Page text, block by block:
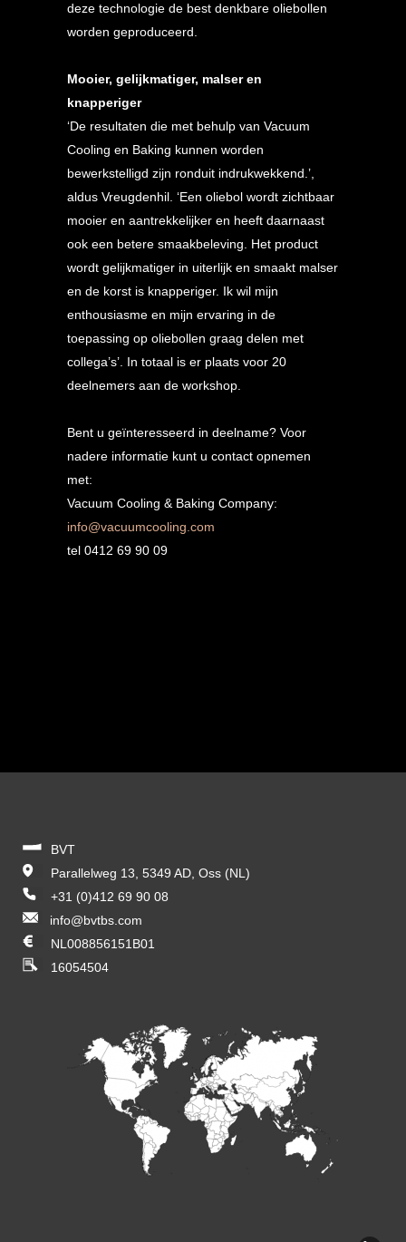
deze technologie de best denkbare oliebollen
worden geproduceerd.
Mooier, gelijkmatiger, malser en
knapperiger
‘De resultaten die met behulp van Vacuum
Cooling en Baking kunnen worden
bewerkstelligd zijn ronduit indrukwekkend.’,
aldus Vreugdenhil. ‘Een oliebol wordt zichtbaar
mooier en aantrekkelijker en heeft daarnaast
ook een betere smaakbeleving. Het product
wordt gelijkmatiger in uiterlijk en smaakt malser
en de korst is knapperiger. Ik wil mijn
enthousiasme en mijn ervaring in de
toepassing op oliebollen graag delen met
collega’s’. In totaal is er plaats voor 20
deelnemers aan de workshop.
Bent u geïnteresseerd in deelname? Voor
nadere informatie kunt u contact opnemen
met:
Vacuum Cooling & Baking Company:
info@vacuumcooling.com
tel 0412 69 90 09
BVT
Parallelweg 13, 5349 AD, Oss (NL)
+31 (0)412 69 90 08
info@bvtbs.com
NL008856151B01
16054504